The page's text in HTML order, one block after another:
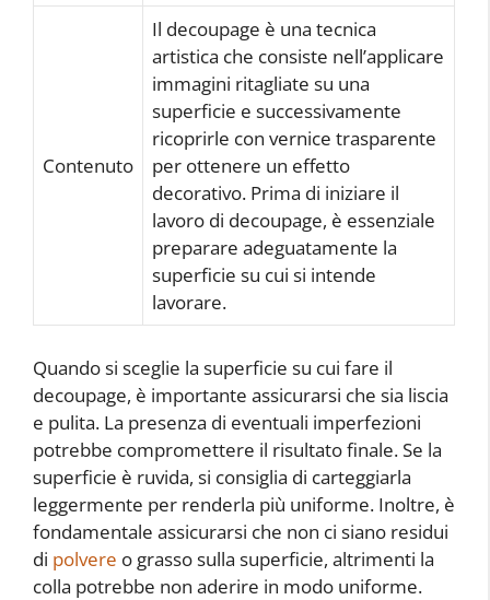
Contenuto
Il decoupage è una tecnica
artistica che consiste nell’applicare
immagini ritagliate su una
superficie e successivamente
ricoprirle con vernice trasparente
per ottenere un effetto
decorativo. Prima di iniziare il
lavoro di decoupage, è essenziale
preparare adeguatamente la
superficie su cui si intende
lavorare.
Quando si sceglie la superficie su cui fare il
decoupage, è importante assicurarsi che sia liscia
e pulita. La presenza di eventuali imperfezioni
potrebbe compromettere il risultato finale. Se la
superficie è ruvida, si consiglia di carteggiarla
leggermente per renderla più uniforme. Inoltre, è
fondamentale assicurarsi che non ci siano residui
di polvere o grasso sulla superficie, altrimenti la
colla potrebbe non aderire in modo uniforme.